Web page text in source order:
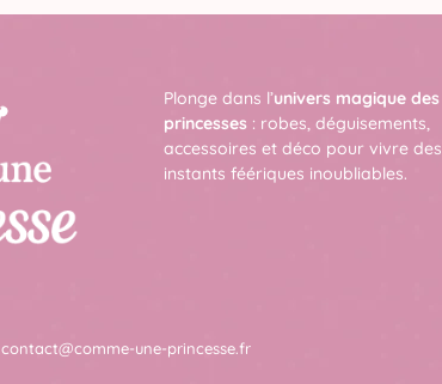
Plonge dans l’univers magique des
princesses : robes, déguisements,
accessoires et déco pour vivre des
instants féériques inoubliables.
contact@comme-une-princesse.fr